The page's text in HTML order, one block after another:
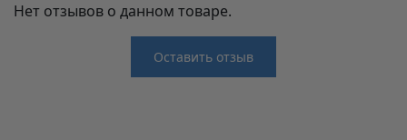
Нет отзывов о данном товаре.
Оставить отзыв